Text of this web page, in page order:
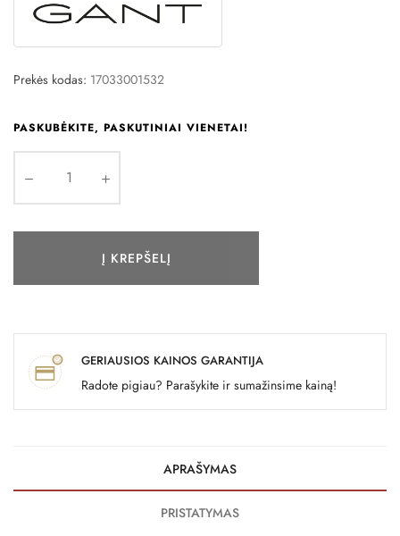
Prekės kodas: 17033001532
PASKUBĖKITE, PASKUTINIAI VIENETAI!
Į KREPŠELĮ
GERIAUSIOS KAINOS GARANTIJA
Radote pigiau? Parašykite ir sumažinsime kainą!
APRAŠYMAS
PRISTATYMAS